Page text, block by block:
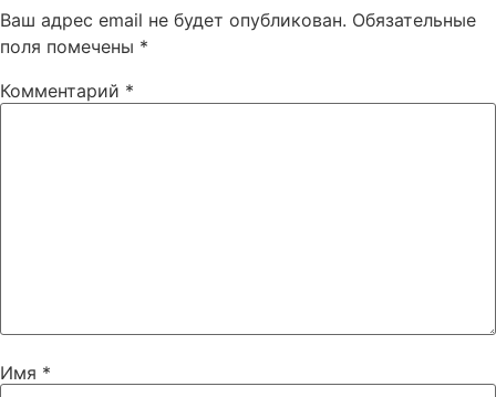
Ваш адрес email не будет опубликован. Обязательные
поля помечены *
Комментарий *
Имя *